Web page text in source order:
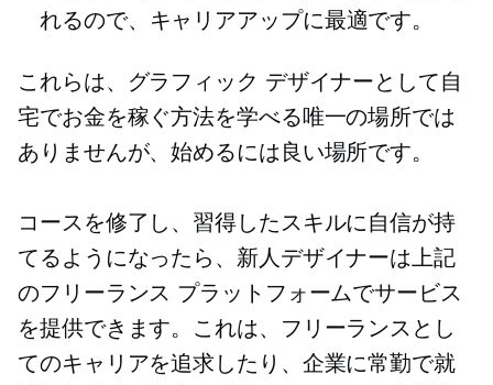
れるので、キャリアアップに最適です。
これらは、グラフィック デザイナーとして自
宅でお金を稼ぐ方法を学べる唯一の場所では
ありませんが、始めるには良い場所です。
コースを修了し、習得したスキルに自信が持
てるようになったら、新人デザイナーは上記
のフリーランス プラットフォームでサービス
を提供できます。これは、フリーランスとし
てのキャリアを追求したり、企業に常勤で就